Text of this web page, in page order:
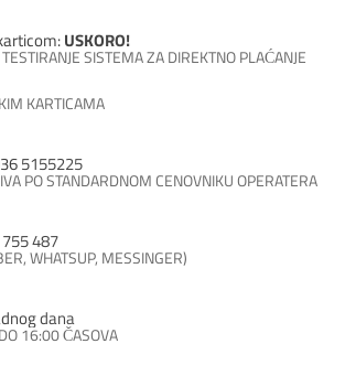
USKORO!
SISTEMA ZA DIREKTNO PLAĆANJE
KARTICAMA
5155225
PO STANDARDNOM CENOVNIKU OPERATERA
487
WHATSUP, MESSINGER)
dana
16:00 ČASOVA